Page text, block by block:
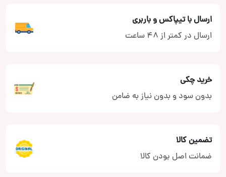
ارسال با تیپاکس و باربری
ارسال در کمتر از 48 ساعت
خرید چکی
بدون سود و بدون نیاز به ضامن
تضمین کالا
ضمانت اصل بودن کالا